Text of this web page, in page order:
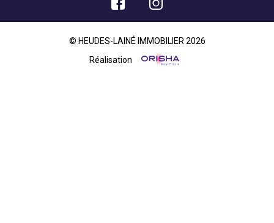
© HEUDES-LAINÉ IMMOBILIER 2026
Réalisation